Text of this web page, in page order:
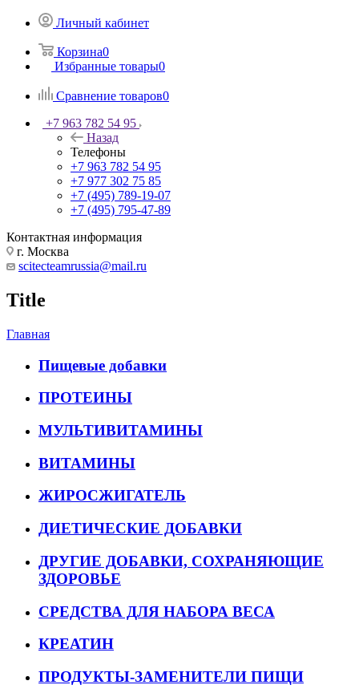
Личный кабинет
Корзина0
Избранные товары0
Сравнение товаров0
+7 963 782 54 95
Назад
Телефоны
+7 963 782 54 95
+7 977 302 75 85
+7 (495) 789-19-07
+7 (495) 795-47-89
Контактная информация
г. Москва
scitecteamrussia@mail.ru
Title
Главная
Пищевые добавки
ПРОТЕИНЫ
МУЛЬТИВИТАМИНЫ
ВИТАМИНЫ
ЖИРОСЖИГАТЕЛЬ
ДИЕТИЧЕСКИЕ ДОБАВКИ
ДРУГИЕ ДОБАВКИ, СОХРАНЯЮЩИЕ
ЗДОРОВЬЕ
СРЕДСТВА ДЛЯ НАБОРА ВЕСА
КРЕАТИН
ПРОДУКТЫ-ЗАМЕНИТЕЛИ ПИЩИ